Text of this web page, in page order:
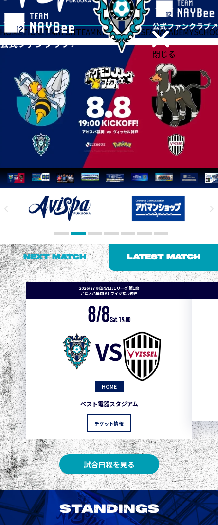
閉じる
HOMETICKETMATCHTEAMNEWSGOODSFANACADEMY
NEXT MATCH LATEST MATCH
2026/27 明治安田J1リーグ 第1節
アビスパ福岡 vs ヴィッセル神戸
8/8Sat. 19:00
VS
HOME
ベスト電器スタジアム
チケット情報
試合日程を見る
STANDINGS